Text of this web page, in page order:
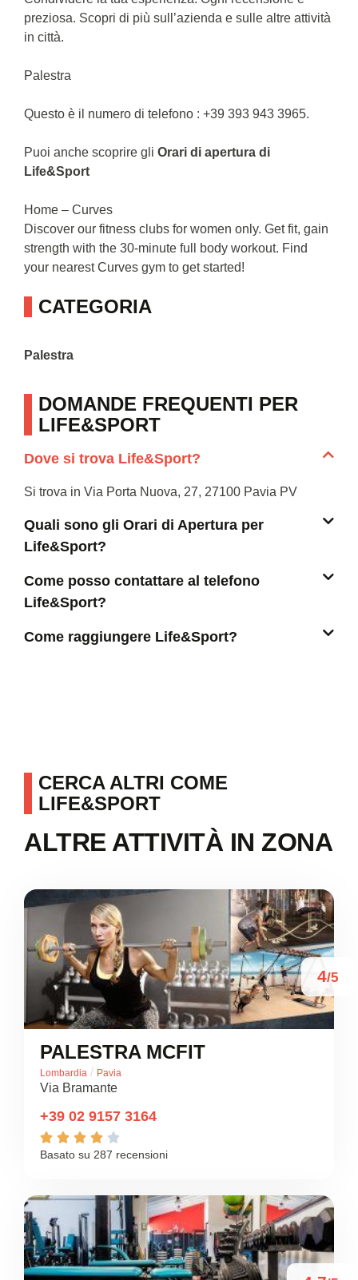
preziosa. Scopri di più sull’azienda e sulle altre attività
in città.
Palestra
Questo è il numero di telefono : +39 393 943 3965.
Puoi anche scoprire gli Orari di apertura di
Life&Sport
Home – Curves
Discover our fitness clubs for women only. Get fit, gain
strength with the 30-minute full body workout. Find
your nearest Curves gym to get started!
CATEGORIA
Palestra
DOMANDE FREQUENTI PER
LIFE&SPORT
Dove si trova Life&Sport?
Si trova in Via Porta Nuova, 27, 27100 Pavia PV
Quali sono gli Orari di Apertura per
Life&Sport?
Come posso contattare al telefono
Life&Sport?
Come raggiungere Life&Sport?
CERCA ALTRI COME
LIFE&SPORT
ALTRE ATTIVITÀ IN ZONA
4/5
PALESTRA MCFIT
Lombardia / Pavia
Via Bramante
+39 02 9157 3164
    
Basato su 287 recensioni